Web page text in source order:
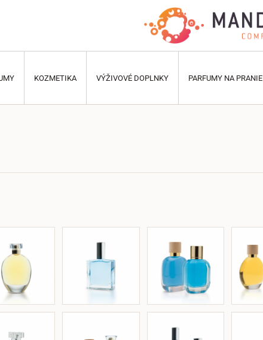
KOZMETIKA VÝŽIVOVÉ DOPLNKY PARFUMY NA PRANIE